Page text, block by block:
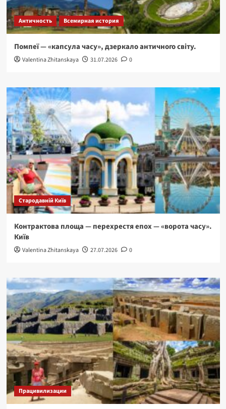
Античность Всемирная история
Помпеї — «капсула часу», дзеркало античного світу.
Valentina Zhitanskaya 31.07.2026 0
Стародавній Київ
Контрактова площа — перехрестя епох — «ворота часу».
Київ
Valentina Zhitanskaya 27.07.2026 0
Працивилизации